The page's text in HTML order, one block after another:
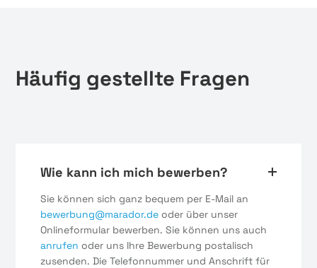
Häufig gestellte Fragen
Wie kann ich mich bewerben?
Sie können sich ganz bequem per E-Mail an
bewerbung@marador.de oder über unser
Onlineformular bewerben. Sie können uns auch
anrufen oder uns Ihre Bewerbung postalisch
zusenden. Die Telefonnummer und Anschrift für